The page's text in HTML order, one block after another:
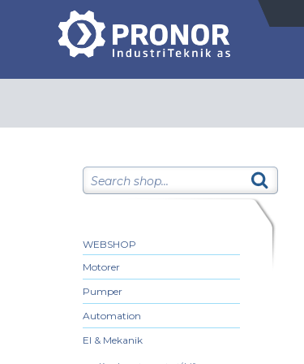
WEBSHOP
Motorer
Pumper
Automation
El & Mekanik